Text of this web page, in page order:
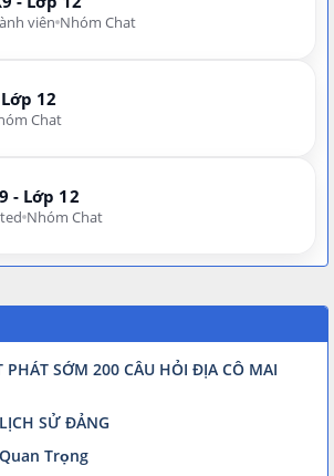
viên Nhóm Chat
12
Chat
- Lớp 12
Nhóm Chat
PHÁT SỚM 200 CÂU HỎI ĐỊA CÔ MAI
SỬ ĐẢNG
Trọng